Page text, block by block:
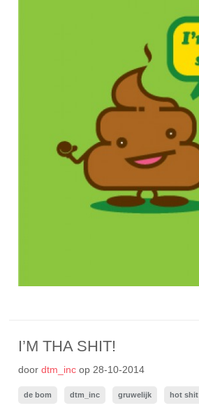
I’M THA SHIT!
doordtm_inc op 28-10-2014
de bom dtm_inc gruwelijk hot shit